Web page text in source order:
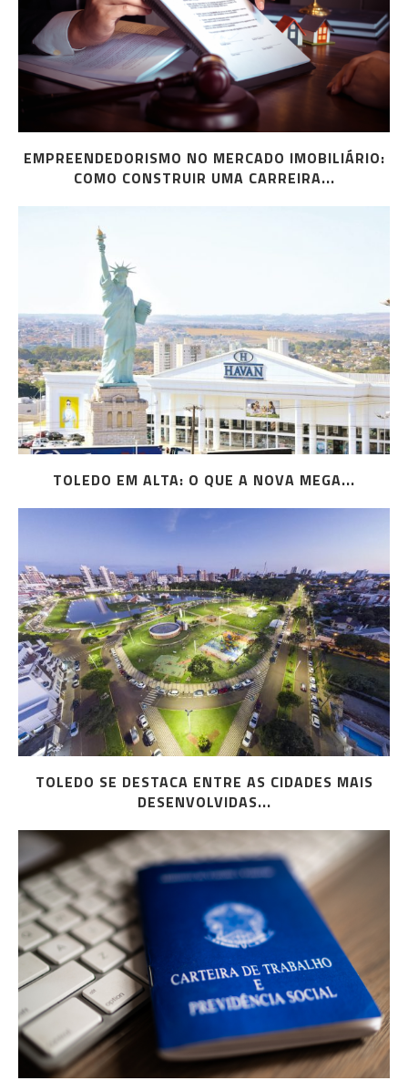
EMPREENDEDORISMO NO MERCADO IMOBILIÁRIO:
COMO CONSTRUIR UMA CARREIRA...
TOLEDO EM ALTA: O QUE A NOVA MEGA...
TOLEDO SE DESTACA ENTRE AS CIDADES MAIS
DESENVOLVIDAS...